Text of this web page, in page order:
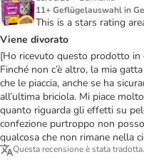
11+ Geflügelauswahl in
This is a stars rating
Viene divorato
[Ho ricevuto questo prodotto in
Finché non c’è altro, la mia
che le piaccia, anche se ha
all’ultima briciola. Mi piace
quanto riguarda gli effetti su
confezione purtroppo non
qualcosa che non rimane nella
Questa recensione è stata tradotta.